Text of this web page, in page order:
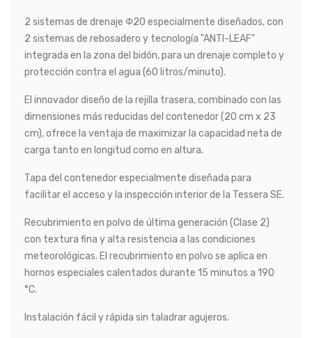
2 sistemas de drenaje Φ20 especialmente diseñados, con
2 sistemas de rebosadero y tecnología "ANTI-LEAF"
integrada en la zona del bidón, para un drenaje completo y
protección contra el agua (60 litros/minuto).
El innovador diseño de la rejilla trasera, combinado con las
dimensiones más reducidas del contenedor (20 cm x 23
cm), ofrece la ventaja de maximizar la capacidad neta de
carga tanto en longitud como en altura.
Tapa del contenedor especialmente diseñada para
facilitar el acceso y la inspección interior de la Tessera SE.
Recubrimiento en polvo de última generación (Clase 2)
con textura fina y alta resistencia a las condiciones
meteorológicas. El recubrimiento en polvo se aplica en
hornos especiales calentados durante 15 minutos a 190
°C.
Instalación fácil y rápida sin taladrar agujeros.